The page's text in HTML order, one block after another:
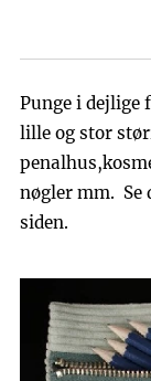
Punge i dejlige
lille og stor
nøgler mm. Se
siden.